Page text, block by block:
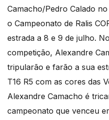
Camacho/Pedro Calado
o Campeonato de Ralis
estrada a 8 e 9 de julho.
competição, Alexandre
tripularão e farão a sua
T16 R5 com as cores das
Alexandre Camacho é
campeonato que venceu